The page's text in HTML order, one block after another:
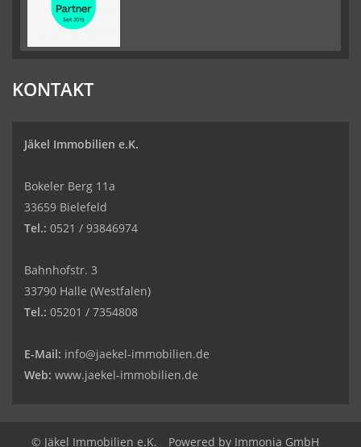
KONTAKT
Jäkel Immobilien e.K.
Bokeler Berg 11a
33659 Bielefeld
Tel.: 0521 / 93846974
Bahnhofstr. 3
33790 Halle (Westfalen)
Tel.: 05201 / 7354808
E-Mail: info@jaekel-immobilien.de
Web: www.jaekel-immobilien.de
© Jäkel Immobilien e.K. Powered by Immonia GmbH